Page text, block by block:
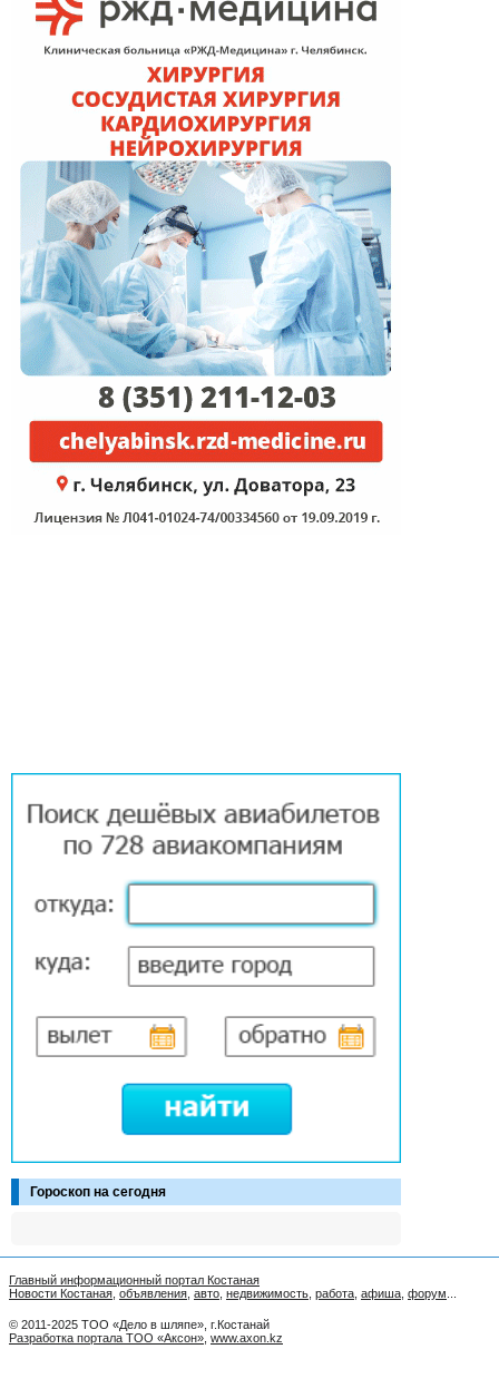
Гороскоп на сегодня
Главный информационный портал Костаная
Новости Костаная объявления авто недвижимость работа афиша форум
© 2011-2025 ТОО «Дело в шляпе», г.Костанай
Разработка портала ТОО «Аксон» www.axon.kz